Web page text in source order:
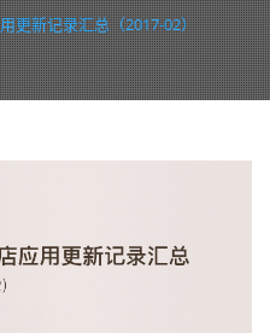
更新记录汇总（2017-02）